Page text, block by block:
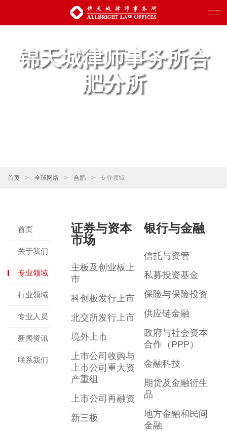
锦天城律师事务所合
肥分所
首页 > 全球网络 > 合肥 > 专业领域
首页
关于我们
专业领域
行业领域
专业人员
新闻资讯
联系我们
证券与资本
市场
主板及创业板上
市
科创板发行上市
北交所发行上市
境外上市
上市公司收购与
上市公司重大资
产重组
上市公司再融资
新三板
银行与金融
信托与资管
私募投资基金
保险与保险投资
供应链金融
政府与社会资本
合作（PPP）
金融科技
期货及金融衍生
品
地方金融和民间
金融